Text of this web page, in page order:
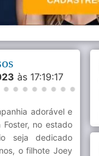
às 17:19:17
adorável e
Foster, no estado
seja dedicado
o filhote Joey